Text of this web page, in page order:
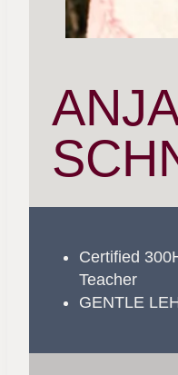
ANJA
Certified
Teacher
GENTLE